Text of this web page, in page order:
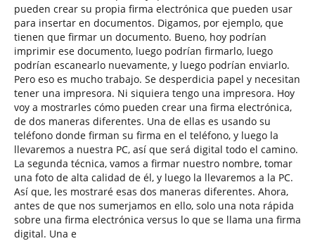
pueden crear su propia firma electrónica que pueden usar
para insertar en documentos. Digamos, por ejemplo, que
tienen que firmar un documento. Bueno, hoy podrían
imprimir ese documento, luego podrían firmarlo, luego
podrían escanearlo nuevamente, y luego podrían enviarlo.
Pero eso es mucho trabajo. Se desperdicia papel y necesitan
tener una impresora. Ni siquiera tengo una impresora. Hoy
voy a mostrarles cómo pueden crear una firma electrónica,
de dos maneras diferentes. Una de ellas es usando su
teléfono donde firman su firma en el teléfono, y luego la
llevaremos a nuestra PC, así que será digital todo el camino.
La segunda técnica, vamos a firmar nuestro nombre, tomar
una foto de alta calidad de él, y luego la llevaremos a la PC.
Así que, les mostraré esas dos maneras diferentes. Ahora,
antes de que nos sumerjamos en ello, solo una nota rápida
sobre una firma electrónica versus lo que se llama una firma
digital. Una e